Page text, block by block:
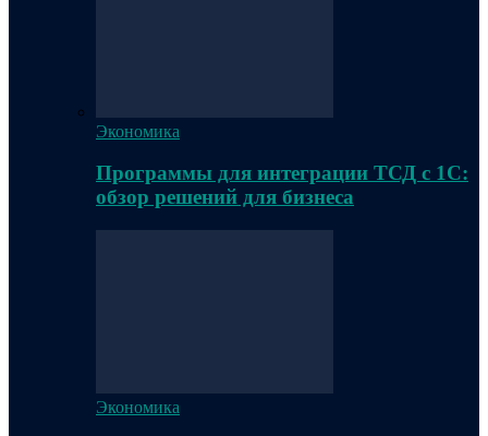
Экономика
Программы для интеграции ТСД с 1С:
обзор решений для бизнеса
Экономика